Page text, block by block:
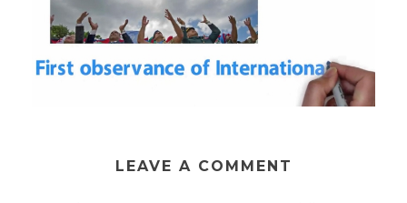
LEAVE A COMMENT